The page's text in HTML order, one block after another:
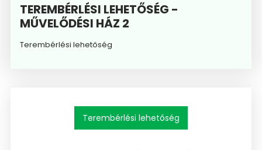
TEREMBÉRLÉSI LEHETŐSÉG -
MŰVELŐDÉSI HÁZ 2
Terembérlési lehetőség
Terembérlési lehetőség